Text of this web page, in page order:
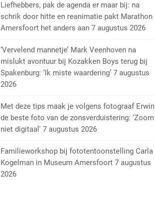
Liefhebbers, pak de agenda er maar bij: na
schrik door hitte en reanimatie pakt Marathon
Amersfoort het anders aan 7 augustus 2026
‘Vervelend mannetje’ Mark Veenhoven na
mislukt avontuur bij Kozakken Boys terug bij
Spakenburg: ‘Ik miste waardering’ 7 augustus
2026
Met deze tips maak je volgens fotograaf Erwin
de beste foto van de zonsverduistering: 'Zoom
niet digitaal' 7 augustus 2026
Familieworkshop bij fototentoonstelling Carla
Kogelman in Museum Amersfoort 7 augustus
2026